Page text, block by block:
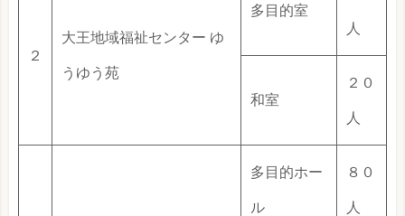
２
大王地域福祉センター ゆ
うゆう苑
多目的室
人
和室
２０
人
多目的ホー
ル
８０
人